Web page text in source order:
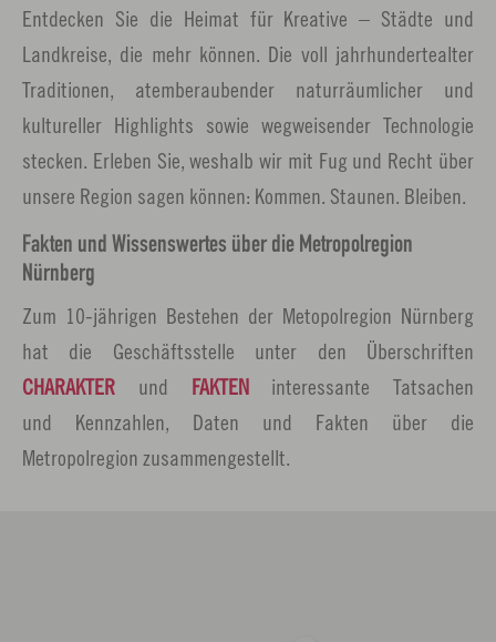
Entdecken Sie die Heimat für Kreative – Städte und
Landkreise, die mehr können. Die voll jahrhundertealter
Traditionen, atemberaubender naturräumlicher und
kultureller Highlights sowie wegweisender Technologie
stecken. Erleben Sie, weshalb wir mit Fug und Recht über
unsere Region sagen können: Kommen. Staunen. Bleiben.
Fakten und Wissenswertes über die Metropolregion
Nürnberg
Zum 10-jährigen Bestehen der Metopolregion Nürnberg
hat die Geschäftsstelle unter den Überschriften
CHARAKTER und FAKTENinteressante Tatsachen
und Kennzahlen, Daten und Fakten über die
Metropolregion zusammengestellt.